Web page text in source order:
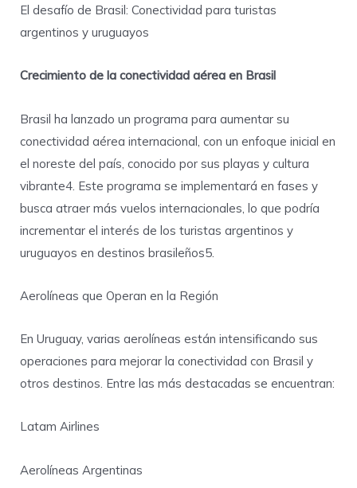
El desafío de Brasil: Conectividad para turistas
argentinos y uruguayos
Crecimiento de la conectividad aérea en Brasil
Brasil ha lanzado un programa para aumentar su
conectividad aérea internacional, con un enfoque inicial en
el noreste del país, conocido por sus playas y cultura
vibrante4. Este programa se implementará en fases y
busca atraer más vuelos internacionales, lo que podría
incrementar el interés de los turistas argentinos y
uruguayos en destinos brasileños5.
Aerolíneas que Operan en la Región
En Uruguay, varias aerolíneas están intensificando sus
operaciones para mejorar la conectividad con Brasil y
otros destinos. Entre las más destacadas se encuentran:
Latam Airlines
Aerolíneas Argentinas